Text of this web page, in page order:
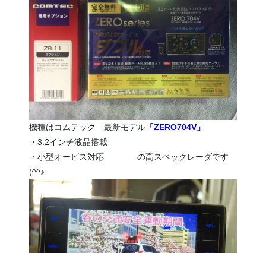
機種はコムテック 最新モデル 「ZERO704V」
・3.2インチ液晶搭載
・小型オービス対応 の高スペックレーダです
(^^♪